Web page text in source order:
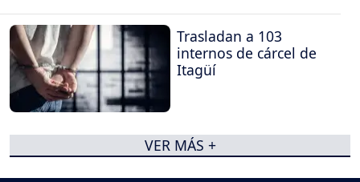
Trasladan a 103
internos de cárcel de
Itagüí
VER MÁS +